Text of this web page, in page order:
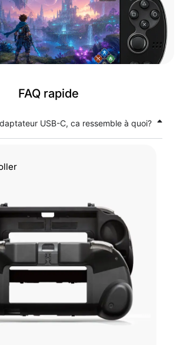
FAQ rapide
USB-C, ca ressemble à quoi?